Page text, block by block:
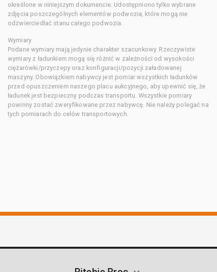
określone w niniejszym dokumencie. Udostępniono tylko wybrane
zdjęcia poszczególnych elementów podwozia, które mogą nie
odzwierciedlać stanu całego podwozia.
Wymiary
Podane wymiary mają jedynie charakter szacunkowy. Rzeczywiste
wymiary z ładunkiem mogą się różnić w zależności od wysokości
ciężarówki/przyczepy oraz konfiguracji/pozycji załadowanej
maszyny. Obowiązkiem nabywcy jest pomiar wszystkich ładunków
przed opuszczeniem naszego placu aukcyjnego, aby upewnić się, że
ładunek jest bezpieczny podczas transportu. Wszystkie pomiary
powinny zostać zweryfikowane przez nabywcę. Nie należy polegać na
tych pomiarach do celów transportowych.